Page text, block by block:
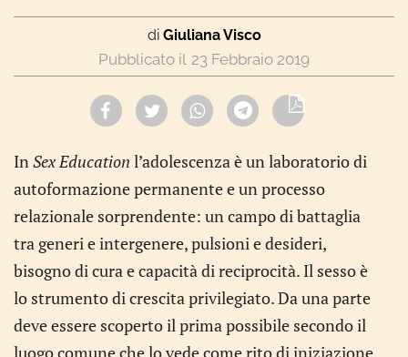
di Giuliana Visco
23 Febbraio 2019
InSex Education l’adolescenza è un laboratorio di
autoformazione permanente e un processo
relazionale sorprendente: un campo di battaglia
tra generi e intergenere, pulsioni e desideri,
bisogno di cura e capacità di reciprocità. Il sesso è
lo strumento di crescita privilegiato. Da una parte
deve essere scoperto il prima possibile secondo il
luogo comune che lo vede come rito di iniziazione